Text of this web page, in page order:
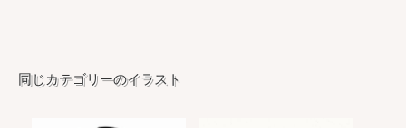
同じカテゴリーのイラスト